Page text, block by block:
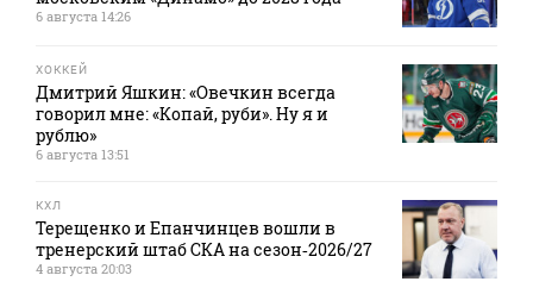
6 августа 14:26
ХОККЕЙ
Дмитрий Яшкин: «Овечкин всегда
говорил мне: «Копай, руби». Ну я и
рублю»
6 августа 13:51
КХЛ
Терещенко и Епанчинцев вошли в
тренерский штаб СКА на сезон‑2026/27
4 августа 20:03